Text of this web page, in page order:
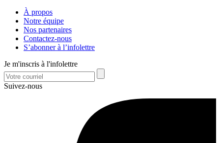
À propos
Notre équipe
Nos partenaires
Contactez-nous
S’abonner à l’infolettre
Je m'inscris à l'infolettre
Suivez-nous